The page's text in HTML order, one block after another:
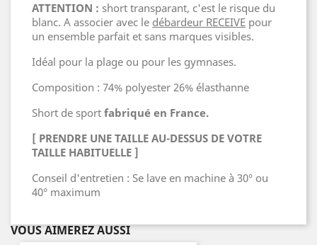
ATTENTION : short transparant, c'est le risque du
blanc. A associer avec le débardeur RECEIVE pour
un ensemble parfait et sans marques visibles.
Idéal pour la plage ou pour les gymnases.
Composition : 74% polyester 26% élasthanne
Short de sport fabriqué en France.
[ PRENDRE UNE TAILLE AU-DESSUS DE VOTRE
TAILLE HABITUELLE ]
Conseil d'entretien : Se lave en machine à 30° ou
40° maximum
VOUS AIMEREZ AUSSI